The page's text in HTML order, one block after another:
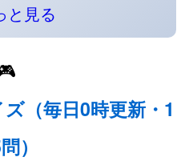
と見る
（毎日0時更新・1
）